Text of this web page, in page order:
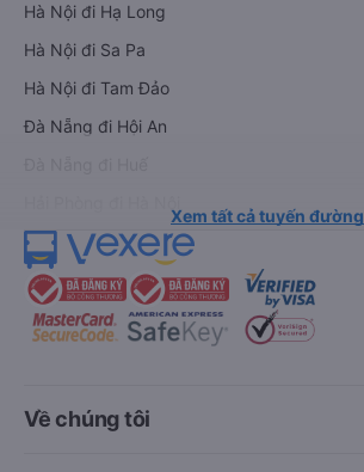
Hà Nội đi Hạ Long
Hà Nội đi Sa Pa
Hà Nội đi Tam Đảo
Đà Nẵng đi Hội An
Xem tất cả tuyến đường
Về chúng tôi